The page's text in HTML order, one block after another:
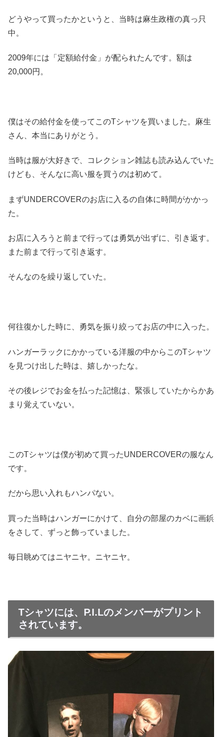
どうやって買ったかというと、当時は麻生政権の真っ只
中。
2009年には「定額給付金」が配られたんです。額は
20,000円。
僕はその給付金を使ってこのTシャツを買いました。麻生
さん、本当にありがとう。
当時は服が大好きで、コレクション雑誌も読み込んでいた
けども、そんなに高い服を買うのは初めて。
まずUNDERCOVERのお店に入るの自体に時間がかかっ
た。
お店に入ろうと前まで行っては勇気が出ずに、引き返す。
また前まで行って引き返す。
そんなのを繰り返していた。
何往復かした時に、勇気を振り絞ってお店の中に入った。
ハンガーラックにかかっている洋服の中からこのTシャツ
を見つけ出した時は、嬉しかったな。
その後レジでお金を払った記憶は、緊張していたからかあ
まり覚えていない。
このTシャツは僕が初めて買ったUNDERCOVERの服なん
です。
だから思い入れもハンパない。
買った当時はハンガーにかけて、自分の部屋のカベに画鋲
をさして、ずっと飾っていました。
毎日眺めてはニヤニヤ。ニヤニヤ。
Tシャツには、P.I.Lのメンバーがプリント
されています。